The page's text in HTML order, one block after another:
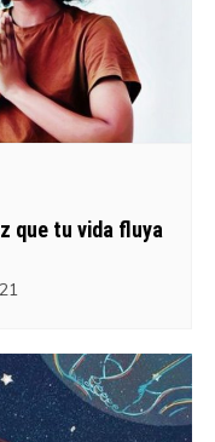
que tu vida fluya